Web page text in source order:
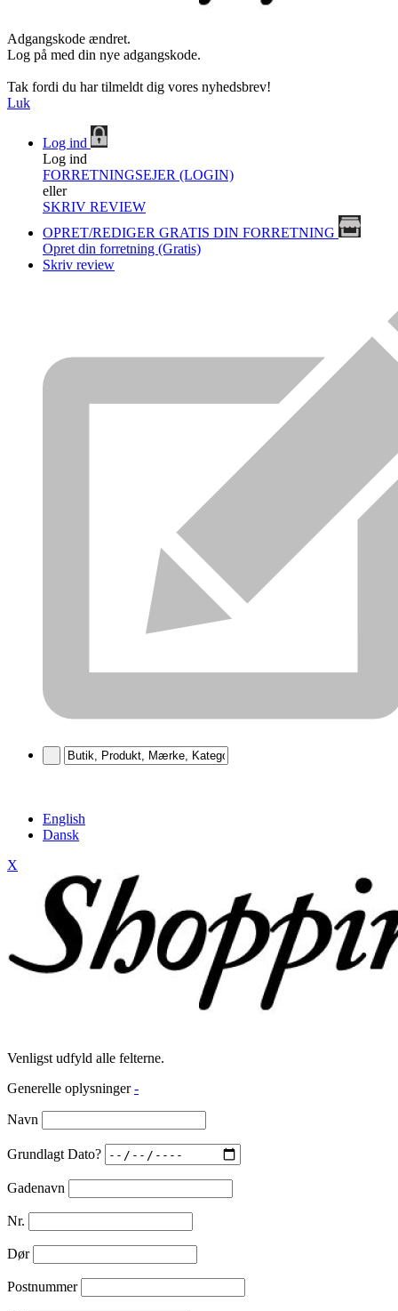
Adgangskode ændret.
Log på med din nye adgangskode.
Tak fordi du har tilmeldt dig vores nyhedsbrev!
Luk
Log ind
Log ind
FORRETNINGSEJER (LOGIN)
eller
SKRIV REVIEW
OPRET/REDIGER GRATIS DIN FORRETNING
Opret din forretning (Gratis)
Skriv review
English
Dansk
X
Venligst udfyld alle felterne.
Generelle oplysninger -
Navn
Grundlagt Dato?
Gadenavn
Nr.
Dør
Postnummer